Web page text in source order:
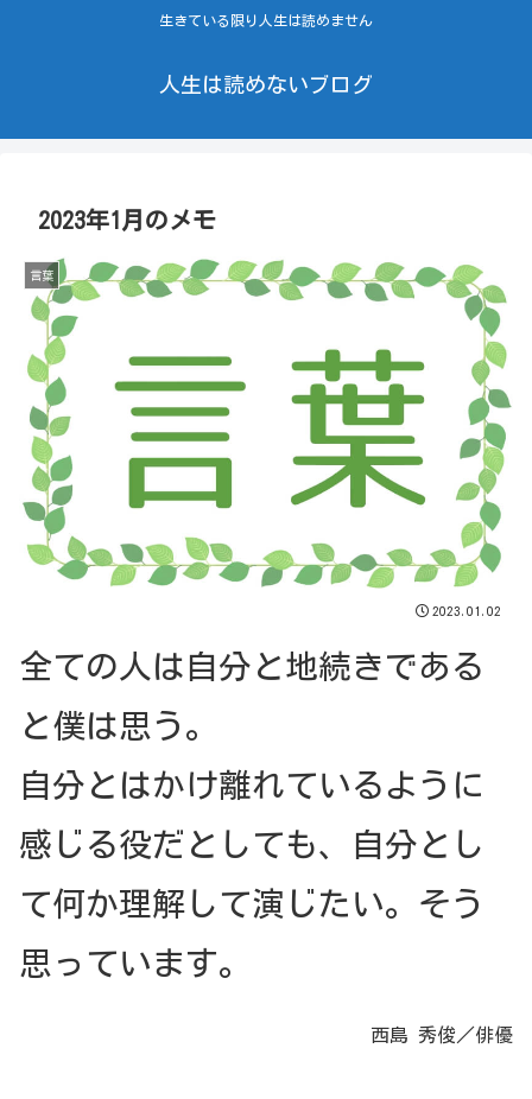
生きている限り人生は読めません
人生は読めないブログ
2023年1月のメモ
言葉
2023.01.02
全ての人は自分と地続きである
と僕は思う。
自分とはかけ離れているように
感じる役だとしても、自分とし
て何か理解して演じたい。そう
思っています。
西島 秀俊／俳優